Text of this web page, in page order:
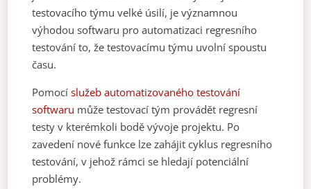
testovacího týmu velké úsilí, je významnou
výhodou softwaru pro automatizaci regresního
testování to, že testovacímu týmu uvolní spoustu
času.
Pomocíslužeb automatizovaného testování
softwaru může testovací tým provádět regresní
testy v kterémkoli bodě vývoje projektu. Po
zavedení nové funkce lze zahájit cyklus regresního
testování, v jehož rámci se hledají potenciální
problémy.